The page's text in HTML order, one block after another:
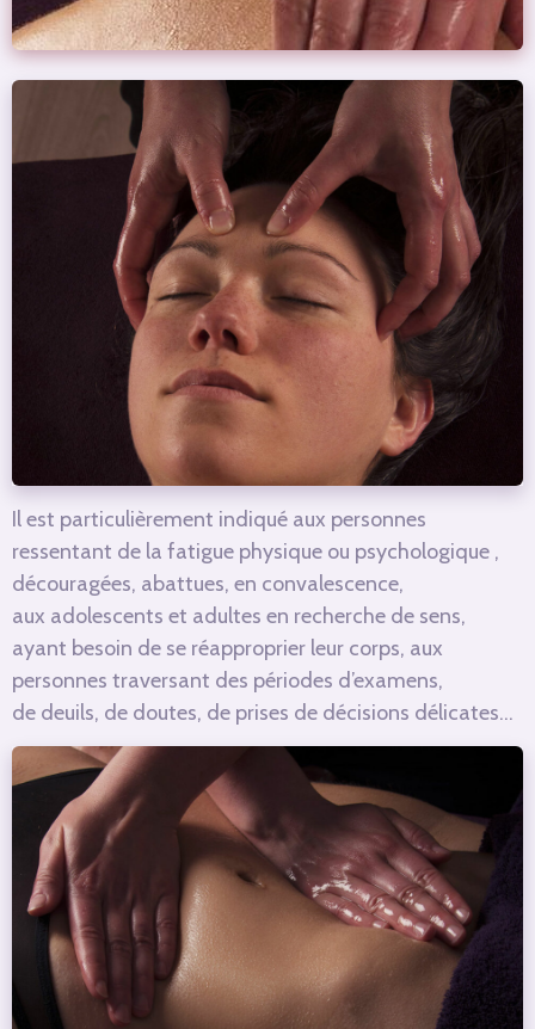
Il est particulièrement indiqué aux personnes
ressentant de la fatigue physique ou psychologique ,
découragées, abattues, en convalescence,
aux adolescents et adultes en recherche de sens,
ayant besoin de se réapproprier leur corps, aux
personnes traversant des périodes d’examens,
de deuils, de doutes, de prises de décisions délicates…